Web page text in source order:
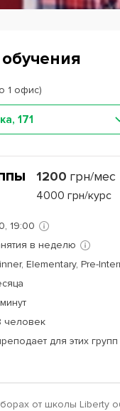
1 офис)
171
1200 грн/мес
4000 грн/курс
19:00
в неделю
Elementary, Pre-
человек
для этих групп
от школы Liberty